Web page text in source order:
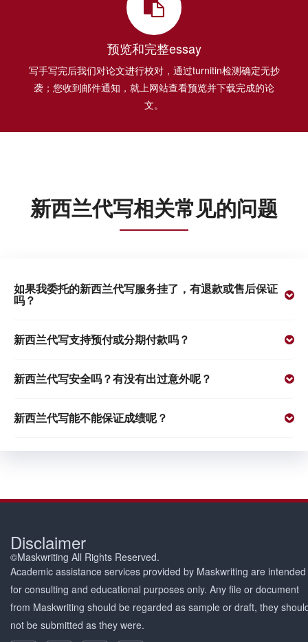
预览和完整essay
写手写完后我们对论文进行校对，通过turnitin检测确定无抄
袭；您收到邮件通知，就上网站查看预览并下载完成的论
文。
新西兰代写相关常见的问题
如果我委托的新西兰代写服务挂了，有退款或售后保证
吗？
新西兰代写支持预付或分期付款吗？
新西兰代写安全吗？有没有出过意外呢？
新西兰代写能不能保证成绩呢？
Disclaimer
©Maskwriting All Rights Reserved.
Academic assistance services provided by Maskwriting are intended
for consulting and educational purposes only. Any file or document
from Maskwriting should be regarded as sample or draft, they
not be submitted as they were.